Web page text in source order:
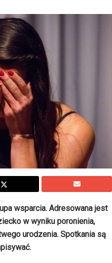
wsparcia. Adresowana jest
w wyniku poronienia,
urodzenia. Spotkania są